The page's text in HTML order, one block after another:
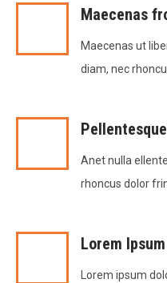
Maecenas
Maecenas ut
diam, nec
Anet nulla
rhoncus dolor
Lorem
Lorem ipsum